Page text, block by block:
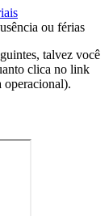
ou férias
talvez você
clica no link
operacional).